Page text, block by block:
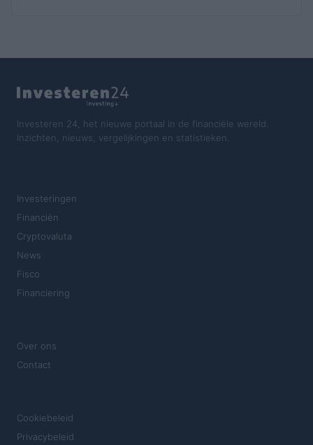
Investeren 24, het nieuwe portaal in de financiële wereld.
Inzichten, nieuws, vergelijkingen en statistieken.
Investeringen
Financiën
Cryptovaluta
News
Fisco
Financiering
Over ons
Contact
Cookiebeleid
Privacybeleid